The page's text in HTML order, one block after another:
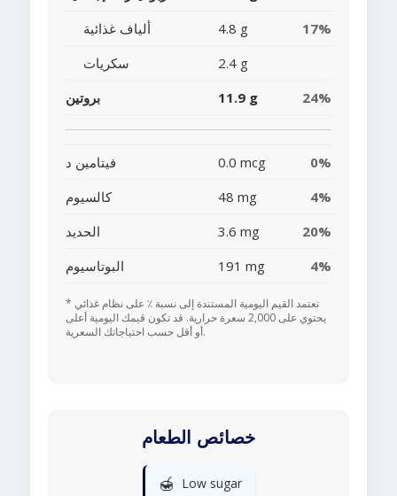
ألياف غذائية
4.8 g
17%
سكريات
2.4 g
بروتين
11.9 g 24%
فيتامين د 0.0 mcg
0%
كالسيوم
48 mg
4%
الحديد
3.6 mg
20%
البوتاسيوم
191 mg 4%
* تعتمد القيم اليومية المستندة إلى نسبة ٪ على نظام غذائي
يحتوي على 2,000 سعرة حرارية. قد تكون قيمك اليومية أعلى
أو أقل حسب احتياجاتك السعرية.
خصائص الطعام
🍯 Low sugar